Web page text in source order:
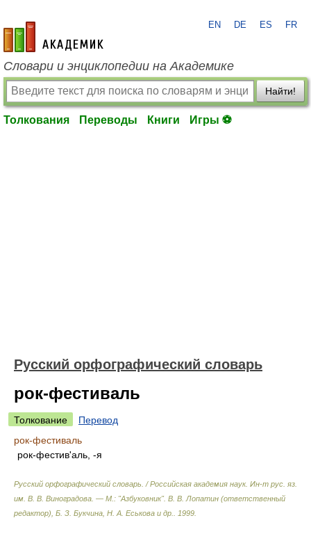
academic.ru
EN DE ES FR
Словари и энциклопедии на Академике
Найти!
Толкования Переводы Книги Игры ⚽
Русский орфографический словарь
рок-фестиваль
Толкование
Перевод
рок-фестиваль
рок-фестив'аль, -я
Русский орфографический словарь. / Российская академия наук. Ин-т рус. яз.
им. В. В. Виноградова. — М.: "Азбуковник". В. В. Лопатин (ответственный
редактор), Б. З. Букчина, Н. А. Еськова и др.
1999